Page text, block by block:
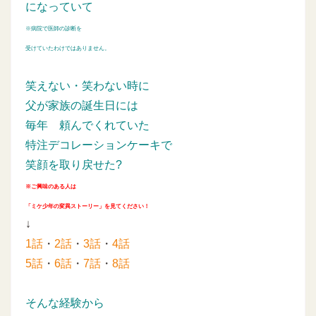
になっていて
※病院で医師の診断を
受けていたわけではありません。
笑えない・笑わない時に
父が家族の誕生日には
毎年 頼んでくれていた
特注デコレーションケーキで
笑顔を取り戻せた?
※ご興味のある人は
「ミケ少年の変異ストーリー」を見てください！
↓
1話 ・ 2話 ・ 3話 ・ 4話
5話 ・ 6話 ・ 7話 ・ 8話
そんな経験から